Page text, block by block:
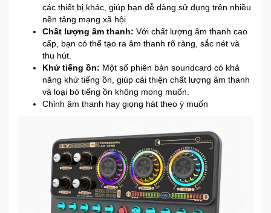
các thiết bị khác, giúp bạn dễ dàng sử dụng trên nhiều
nền tảng mạng xã hội
Chất lượng âm thanh: Với chất lượng âm thanh cao
cấp, bạn có thể tạo ra âm thanh rõ ràng, sắc nét và
thu hút.
Khử tiếng ồn: Một số phiên bản soundcard có khả
năng khử tiếng ồn, giúp cải thiện chất lượng âm thanh
và loại bỏ tiếng ồn không mong muốn.
Chỉnh âm thanh hay giọng hát theo ý muốn